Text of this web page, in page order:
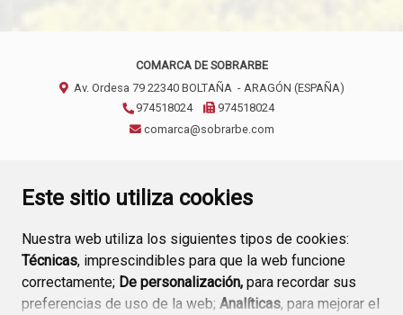
Este sitio utiliza cookies
Nuestra web utiliza los siguientes tipos de cookies:
Técnicas, imprescindibles para que la web funcione
correctamente; De personalización, para recordar sus
preferencias de uso de la web; Analíticas, para mejorar el
COMARCA DE SOBRARBE
Av. Ordesa 79 22340 BOLTAÑA - ARAGÓN (ESPAÑA)
974518024
974518024
comarca@sobrarbe.com